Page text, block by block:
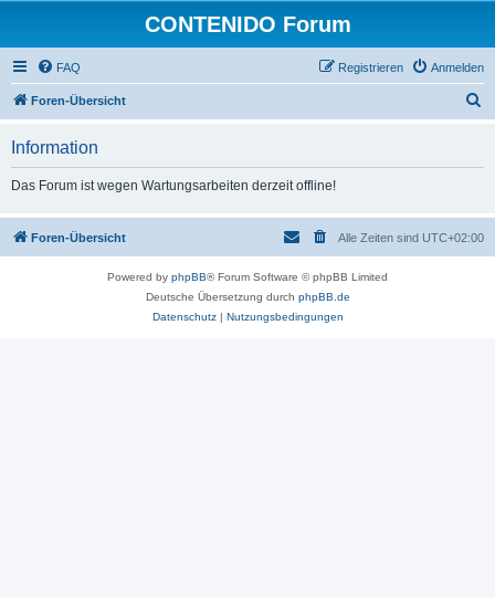
CONTENIDO Forum
FAQ Anmelden
Registrieren
Foren-Übersicht
Information
Das Forum ist wegen Wartungsarbeiten derzeit offline!
Foren-Übersicht Alle Zeiten sind UTC+02:00
Powered by phpBB® Forum Software © phpBB Limited
Deutsche Übersetzung durch phpBB.de
Datenschutz| Nutzungsbedingungen